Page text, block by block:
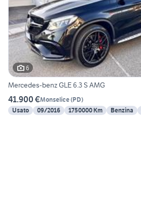
6
Mercedes-benz GLE 6.3 S AMG
41.900 €Monselice(PD)
Usato
09/2016 1750000 Km Benzina